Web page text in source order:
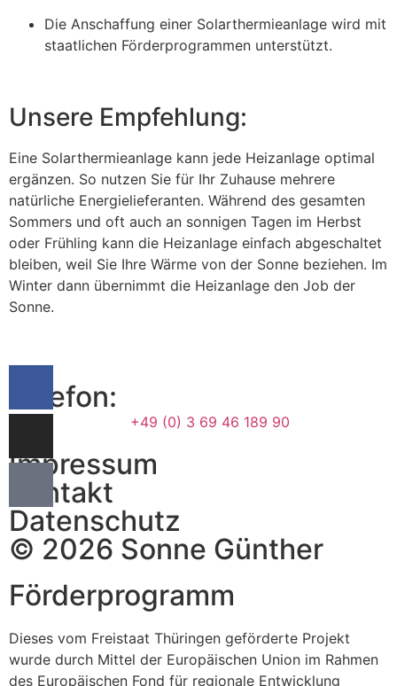
Die Anschaffung einer Solarthermieanlage wird mit
staatlichen Förderprogrammen unterstützt.
Unsere Empfehlung:
Eine Solarthermieanlage kann jede Heizanlage optimal
ergänzen. So nutzen Sie für Ihr Zuhause mehrere
natürliche Energielieferanten. Während des gesamten
Sommers und oft auch an sonnigen Tagen im Herbst
oder Frühling kann die Heizanlage einfach abgeschaltet
bleiben, weil Sie Ihre Wärme von der Sonne beziehen. Im
Winter dann übernimmt die Heizanlage den Job der
Sonne.
Telefon:
+49 (0) 3 69 46 189 90
Impressum
Kontakt
Datenschutz
© 2026 Sonne Günther
Förderprogramm
Dieses vom Freistaat Thüringen geförderte Projekt
wurde durch Mittel der Europäischen Union im Rahmen
des Europäischen Fond für regionale Entwicklung